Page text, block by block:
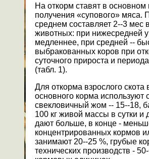
На откорм ставят в
получения «супового» мяса.
среднем составляет 2--3 мес
животных: при нижесредней
медленнее, при средней --
выбракованных коров при
суточного прироста и
(табл. 1).
Для откорма взрослого
основного корма используют
свекловичный жом -- 15--18,
100 кг живой массы в сутки и
дают больше, в конце -
концентрированных кормов
занимают 20--25 %, грубые
технических производств -